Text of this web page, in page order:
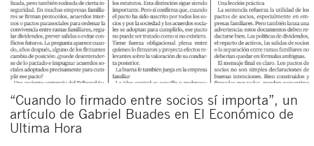
“Cuando lo firmado entre socios sí importa”, un
artículo de Gabriel Buades en El Económico de
Ultima Hora